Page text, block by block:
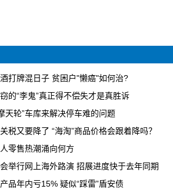
打牌混日子 贫困户"懒癌"如何治?
的“李鬼”真正得不偿失才是真胜诉
天轮”车库来解决停车难的问题
税又要降了 “海淘”商品价格会跟着降吗？
零售热潮涌向何方
举行网上海外路演 招展进度快于去年同期
品年内亏15% 疑似“踩雷”盾安债